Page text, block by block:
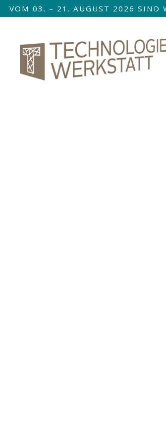
VOM 03. – 21. AUGUST 2026 SIND